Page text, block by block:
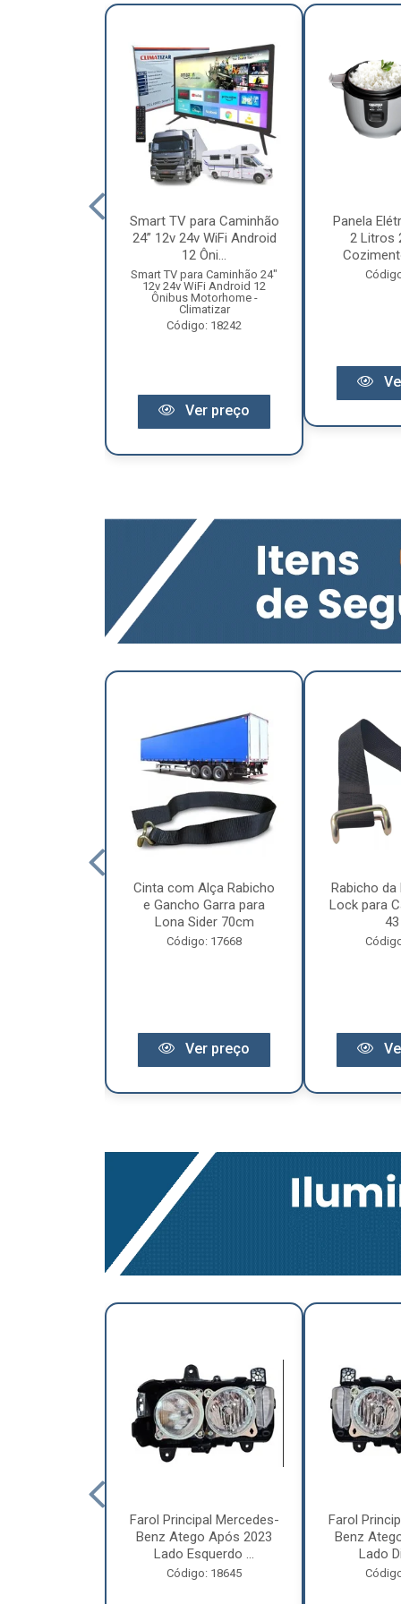
Smart TV para Caminhão
24” 12v 24v WiFi Android
12 Ôni...
Smart TV para Caminhão 24"
12v 24v WiFi Android 12
Ônibus Motorhome -
Climatizar
Código: 18242
Ver preço
Panela
2 Litros
Cinta com Alça Rabicho
e Gancho Garra para
Lona Sider 70cm
Código: 17668
Ver preço
Rabicho da
Lock para
Farol Principal Mercedes-
Benz Atego Após 2023
Lado Esquerdo ...
Código: 18645
Farol
Benz
Lado